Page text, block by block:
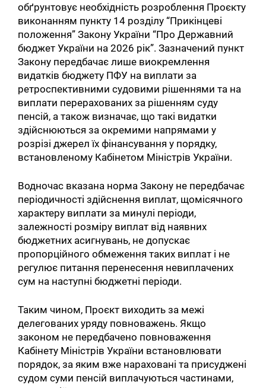
обґрунтовує необхідність розроблення Проєкту
виконанням пункту 14 розділу “Прикінцеві
положення” Закону України “Про Державний
бюджет України на 2026 рік”. Зазначений пункт
Закону передбачає лише виокремлення
видатків бюджету ПФУ на виплати за
ретроспективними судовими рішеннями та на
виплати перерахованих за рішенням суду
пенсій, а також визначає, що такі видатки
здійснюються за окремими напрямами у
розрізі джерел їх фінансування у порядку,
встановленому Кабінетом Міністрів України.
Водночас вказана норма Закону не передбачає
періодичності здійснення виплат, щомісячного
характеру виплати за минулі періоди,
залежності розміру виплат від наявних
бюджетних асигнувань, не допускає
пропорційного обмеження таких виплат і не
регулює питання перенесення невиплачених
сум на наступні бюджетні періоди.
Таким чином, Проєкт виходить за межі
делегованих уряду повноважень. Якщо
законом не передбачено повноваження
Кабінету Міністрів України встановлювати
порядок, за яким вже нараховані та присуджені
судом суми пенсій виплачуються частинами,